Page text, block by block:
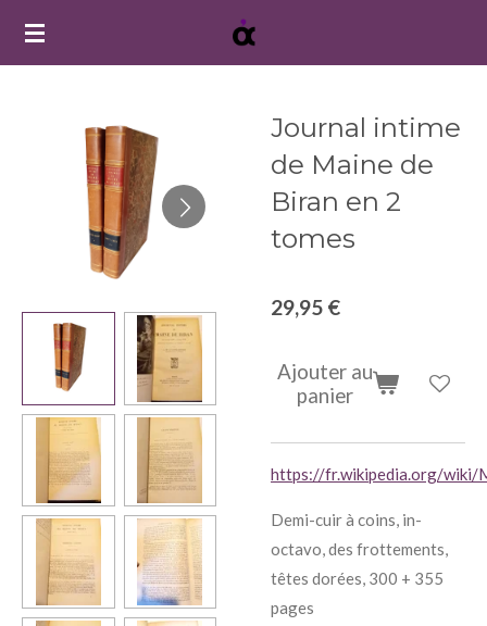
Passer
Journal intime
de Maine de
Biran en 2
tomes
29,95 €
Ajouter au
panier
https://fr.wikipedia.org/wiki/
Demi-cuir à coins, in-
octavo, des frottements,
têtes dorées, 300 + 355
pages